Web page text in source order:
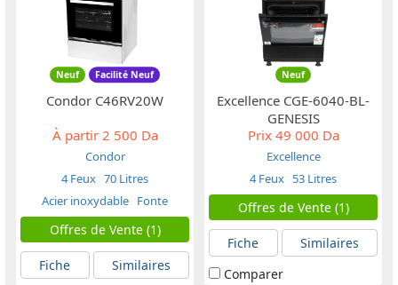
Neuf Facilité Neuf
Condor C46RV20W
À partir2 500 Da
Condor
4 Feux 70 Litres
Acier inoxydable Fonte
Offres de Vente (1)
Fiche
Similaires
Neuf
Excellence CGE-6040-BL-
GENESIS
Prix49 000 Da
Excellence
4 Feux 53 Litres
Offres de Vente (1)
Fiche
Similaires
Comparer